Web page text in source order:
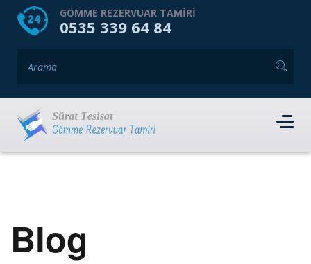
HOME HAKKIMIZDA
GÖMME REZERVUAR TAMIRI
0535 339 64 84
Blog